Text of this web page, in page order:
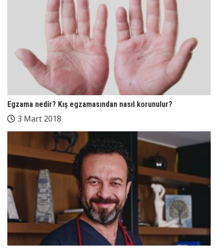
Egzama nedir? Kış egzamasından nasıl korunulur?
3 Mart 2018